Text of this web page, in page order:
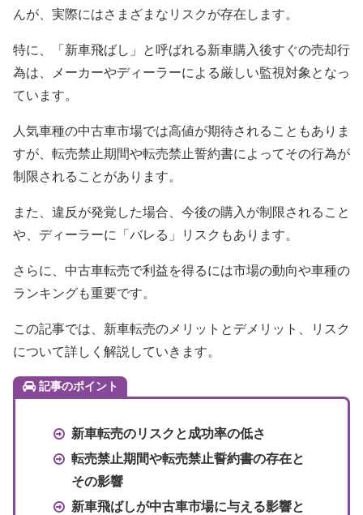
んが、実際にはさまざまなリスクが存在します。
特に、「新車飛ばし」と呼ばれる新車購入後すぐの売却行
為は、メーカーやディーラーによる厳しい監視対象となっ
ています。
人気車種の中古車市場では高値が期待されることもありま
すが、転売禁止期間や転売禁止誓約書によってその行為が
制限されることがあります。
また、違反が発覚した場合、今後の購入が制限されること
や、ディーラーに「バレる」リスクもあります。
さらに、中古車転売で利益を得るには市場の動向や車種の
ランキングも重要です。
この記事では、新車転売のメリットとデメリット、リスク
について詳しく解説していきます。
記事のポイント
新車転売のリスクと成功率の低さ
転売禁止期間や転売禁止誓約書の存在と
その影響
新車飛ばしが中古車市場に与える影響と